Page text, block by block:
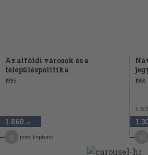
Az alföldi városok és a
településpolitika
1996
1.860 ,-Ft
pont kapható
1988